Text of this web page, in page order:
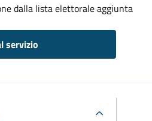
dalla lista elettorale aggiunta
servizio